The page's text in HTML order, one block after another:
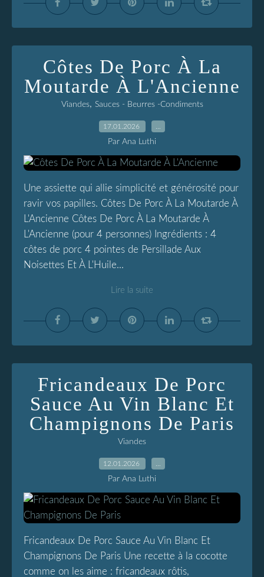
Côtes De Porc À La
Moutarde À L'Ancienne
Viandes, Sauces - Beurres -Condiments
17.01.2026
Par Ana Luthi
Une assiette qui allie simplicité et générosité pour
ravir vos papilles. Côtes De Porc À La Moutarde À
L'Ancienne Côtes De Porc À La Moutarde À
L'Ancienne (pour 4 personnes) Ingrédients : 4
côtes de porc 4 pointes de Persillade Aux
Noisettes Et À L'Huile...
Lire la suite
Fricandeaux De Porc
Sauce Au Vin Blanc Et
Champignons De Paris
Viandes
12.01.2026
Par Ana Luthi
Fricandeaux De Porc Sauce Au Vin Blanc Et
Champignons De Paris Une recette à la cocotte
comme on les aime : fricandeaux rôtis,